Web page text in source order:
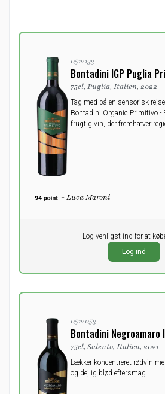
0512133
Bontadini IGP Puglia
75cl, Puglia, Italien, 2022
Tag med på en sensorisk
Bontadini Organic Primitivo -
frugtig vin, der fremhæver
- Luca Maroni
Log venligst ind for at
Log ind
0512053
Bontadini Negroamaro
75cl, Salento, Italien, 2021
Lækker koncentreret rødvin
og dejlig blød eftersmag.